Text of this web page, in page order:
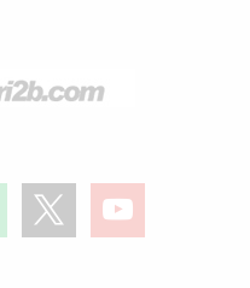
youtube